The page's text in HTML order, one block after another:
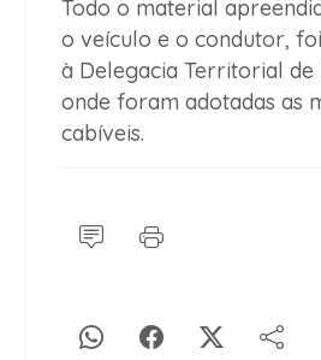
Todo o material
o veículo e o condutor,
à Delegacia Territorial de
onde foram adotadas as
cabíveis.